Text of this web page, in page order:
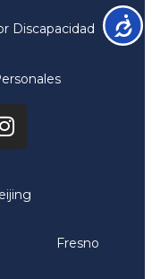
Discapacidad
Fresno